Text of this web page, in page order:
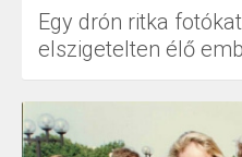
Egy drón ritka
elszigetelten élő